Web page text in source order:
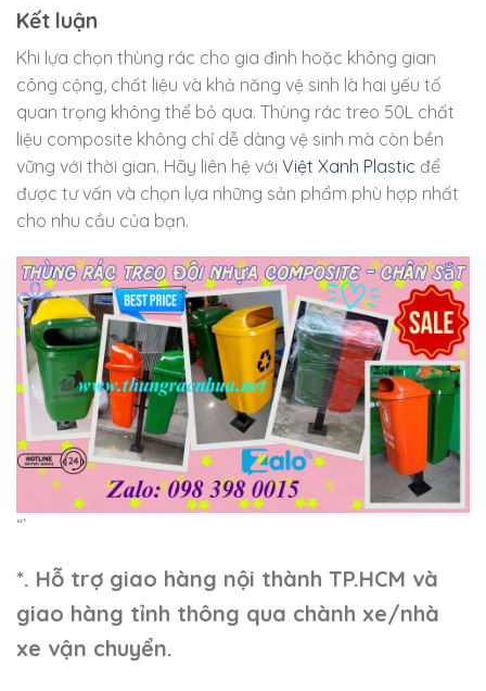
Kết luận
Khi lựa chọn thùng rác cho gia đình hoặc không gian
công cộng, chất liệu và khả năng vệ sinh là hai yếu tố
quan trọng không thể bỏ qua. Thùng rác treo 50L chất
liệu composite không chỉ dễ dàng vệ sinh mà còn bền
vững với thời gian. Hãy liên hệ với Việt Xanh Plastic để
được tư vấn và chọn lựa những sản phẩm phù hợp nhất
cho nhu cầu của bạn.
“`
*. Hỗ trợ giao hàng nội thành TP.HCM và
giao hàng tỉnh thông qua chành xe/nhà
xe vận chuyển.